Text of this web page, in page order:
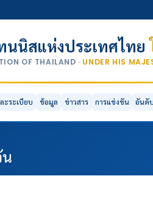
นนิสแห่งประเทศไทย
OF THAILAND · UNDER HIS
ะระเบียบ ข้อมูล ข่าวสาร การแข่งขัน อันดับ